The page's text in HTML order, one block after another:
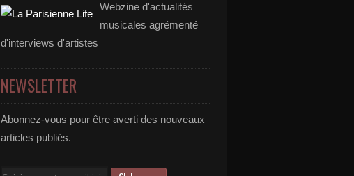
Webzine d'actualités
musicales agrémenté
d'interviews d'artistes
NEWSLETTER
Abonnez-vous pour être averti des nouveaux
articles publiés.